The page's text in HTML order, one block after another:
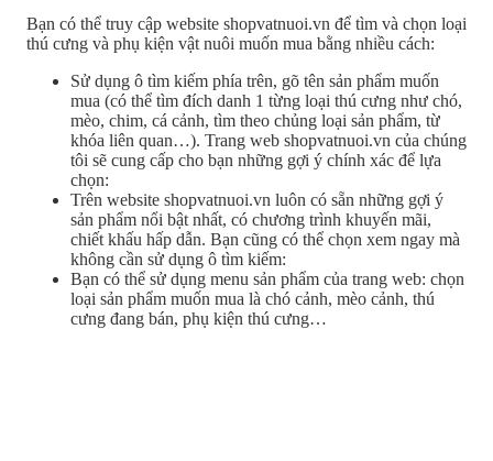
Bạn có thể truy cập website shopvatnuoi.vn để tìm và chọn loại
thú cưng và phụ kiện vật nuôi muốn mua bằng nhiều cách:
Sử dụng ô tìm kiếm phía trên, gõ tên sản phẩm muốn
mua (có thể tìm đích danh 1 từng loại thú cưng như chó,
mèo, chim, cá cảnh, tìm theo chủng loại sản phẩm, từ
khóa liên quan…). Trang web shopvatnuoi.vn của chúng
tôi sẽ cung cấp cho bạn những gợi ý chính xác để lựa
chọn:
Trên website shopvatnuoi.vn luôn có sẵn những gợi ý
sản phẩm nổi bật nhất, có chương trình khuyến mãi,
chiết khấu hấp dẫn. Bạn cũng có thể chọn xem ngay mà
không cần sử dụng ô tìm kiếm:
Bạn có thể sử dụng menu sản phẩm của trang web: chọn
loại sản phẩm muốn mua là chó cảnh, mèo cảnh, thú
cưng đang bán, phụ kiện thú cưng…